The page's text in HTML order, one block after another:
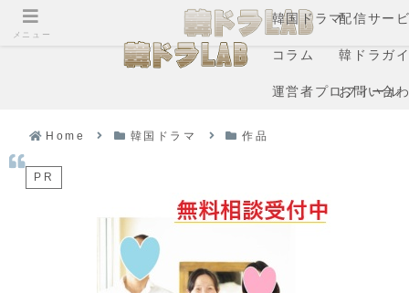
韓国ドラマ配信サー
コラム 韓ドラガ
運営者プロフィール
お問い合
Home 韓国ドラマ 作品
PR
メニュー